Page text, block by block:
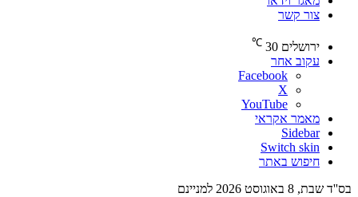
צור קשר
ירושלים 30
℃
עקוב אחר
Facebook
X
YouTube
מאמר אקראי
Sidebar
Switch skin
חיפוש באתר
בס''ד שבת, 8 באוגוסט 2026 למניינם